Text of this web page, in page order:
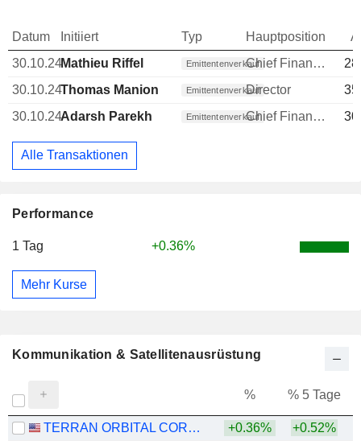
Performance
1 Tag +0.36%
Mehr Kurse
Datum Initiiert Typ Hauptposition
30.10.24Mathieu Riffel Emittentenverkauf Chief Financial Officer (CFO)
30.10.24Thomas Manion EmittentenverkaufDirector
30.10.24Adarsh Parekh Emittentenverkauf Chief Financial Officer (CFO)
Alle Transaktionen
Kommunikation & Satellitenausrüstung
% % 5 Tage
TERRAN ORBITAL CORPORATION +0.36%
+0.52%